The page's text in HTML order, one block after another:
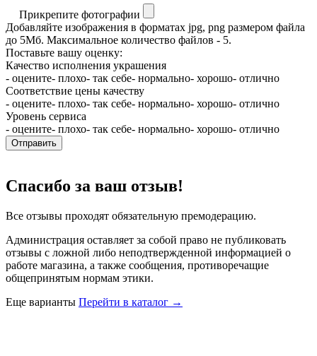
Прикрепите фотографии
Добавляйте изображения в форматах jpg, png размером файла
до 5Мб. Максимальное количество файлов - 5.
Поставьте вашу оценку:
Качество исполнения украшения
- оцените- плохо- так себе- нормально- хорошо- отлично
Соответствие цены качеству
- оцените- плохо- так себе- нормально- хорошо- отлично
Уровень сервиса
- оцените- плохо- так себе- нормально- хорошо- отлично
Отправить
Спасибо за ваш отзыв!
Все отзывы проходят обязательную премодерацию.
Администрация оставляет за собой право не публиковать
отзывы с ложной либо неподтвержденной информацией о
работе магазина, а также сообщения, противоречащие
общепринятым нормам этики.
Еще варианты Перейти в каталог →